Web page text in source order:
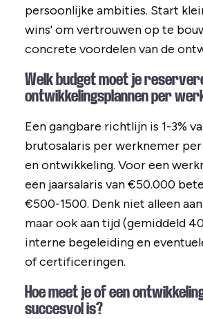
persoonlijke ambities. Start
wins' om vertrouwen op te
concrete voordelen van de
Welk budget moet je
ontwikkelingsplannen per
Een gangbare richtlijn is 1-3%
brutosalaris per werknemer
en ontwikkeling. Voor een
een jaarsalaris van €50.000
€500-1500. Denk niet alleen
maar ook aan tijd (gemiddeld
interne begeleiding en
of certificeringen.
Hoe meet je of een
succesvol is?